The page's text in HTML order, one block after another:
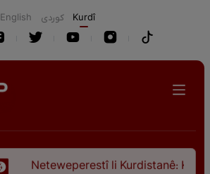
English كوردی Kurdî
Neteweperestî li Kurdistanê: